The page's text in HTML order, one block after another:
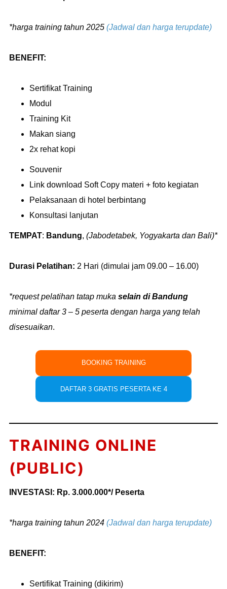
*harga training tahun 2025 (Jadwal dan harga terupdate)
BENEFIT:
Sertifikat Training
Modul
Training Kit
Makan siang
2x rehat kopi
Souvenir
Link download Soft Copy materi + foto kegiatan
Pelaksanaan di hotel berbintang
Konsultasi lanjutan
TEMPAT: Bandung, (Jabodetabek, Yogyakarta dan Bali)*
Durasi Pelatihan: 2 Hari (dimulai jam 09.00 – 16.00)
*request pelatihan tatap muka selain di Bandung
minimal daftar 3 – 5 peserta dengan harga yang telah
disesuaikan.
BOOKING TRAINING
DAFTAR 3 GRATIS PESERTA KE 4
TRAINING ONLINE
(PUBLIC)
INVESTASI: Rp. 3.000.000*/ Peserta
*harga training tahun 2024 (Jadwal dan harga terupdate)
BENEFIT:
Sertifikat Training (dikirim)